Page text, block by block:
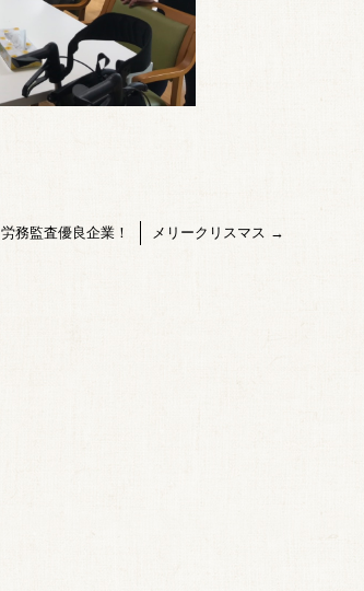
労務監査優良企業！ メリークリスマス →